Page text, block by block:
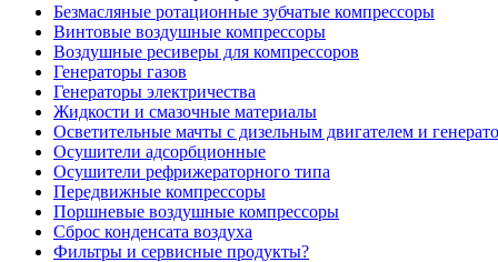
Безмасляные ротационные зубчатые компрессоры
Винтовые воздушные компрессоры
Воздушные ресиверы для компрессоров
Генераторы газов
Генераторы электричества
Жидкости и смазочные материалы
Осветительные мачты с дизельным двигателем и
Осушители адсорбционные
Осушители рефрижераторного типа
Передвижные компрессоры
Поршневые воздушные компрессоры
Сброс конденсата воздуха
Фильтры и сервисные продукты?